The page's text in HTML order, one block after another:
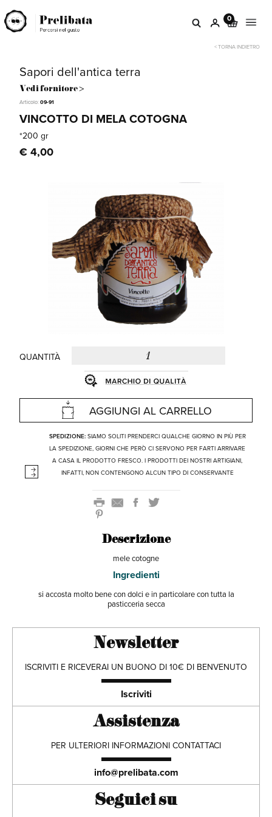
0
< TORNA INDIETRO
Sapori dell'antica terra
Vedi fornitore >
Articolo:09-91
VINCOTTO DI MELA COTOGNA
*200 gr
€ 4,00
QUANTITÀ
AGGIUNGI AL CARRELLO
SPEDIZIONE:SIAMO SOLITI PRENDERCI QUALCHE GIORNO IN PIÙ PER
LA SPEDIZIONE, GIORNI CHE PERÒ CI SERVONO PER FARTI ARRIVARE
A CASA IL PRODOTTO FRESCO. I PRODOTTI DEI NOSTRI ARTIGIANI,
INFATTI, NON CONTENGONO ALCUN TIPO DI CONSERVANTE
Descrizione
mele cotogne
Ingredienti
si accosta molto bene con dolci e in particolare con tutta la
pasticceria secca
Newsletter
ISCRIVITI E RICEVERAI UN BUONO DI 10€ DI BENVENUTO
Iscriviti
Assistenza
PER ULTERIORI INFORMAZIONI CONTATTACI
info@prelibata.com
Seguici su